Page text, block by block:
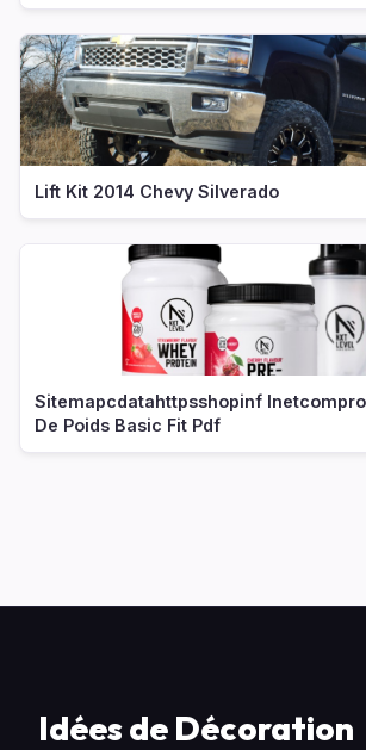
Lift Kit 2014 Chevy Silverado
Sitemapcdatahttpsshopinf
De Poids Basic Fit Pdf
Idées de Décoration